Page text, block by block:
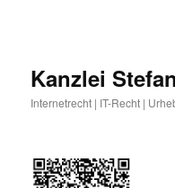
Kanzlei
Internetrecht | IT-Recht |